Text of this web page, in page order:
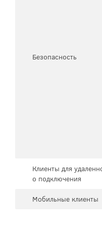
Безопасность
Клиенты для
о подключения
Мобильные клиенты